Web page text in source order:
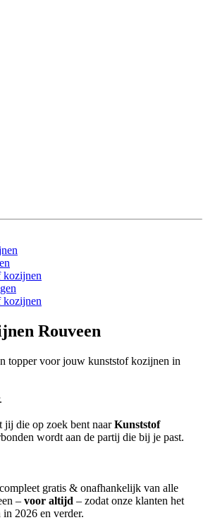
kozijnen
kozijnen
Rouveen
topper voor jouw kunststof kozijnen in
jij die op zoek bent naarKunststof
wordt aan de partij die bij je past.
gratis & onafhankelijk van alle
– voor altijd – zodat onze klanten het
2026 en verder.